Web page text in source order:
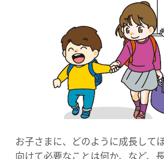
お子さまに、どのように成長して
向けて必要なことは何か、など、